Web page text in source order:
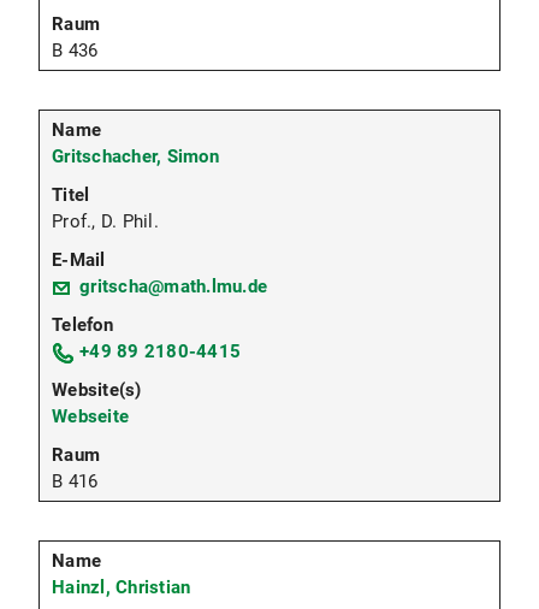
B 436
Gritschacher, Simon
Prof., D. Phil.
gritscha@math.lmu.de
+49 89 2180-4415
Webseite
B 416
Hainzl, Christian